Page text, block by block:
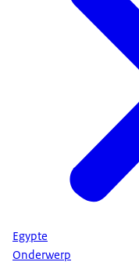
Egypte
Onderwerp